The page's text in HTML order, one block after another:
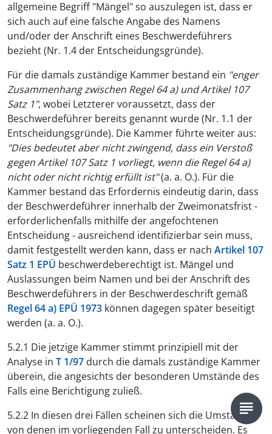
allgemeine Begriff "Mängel" so auszulegen ist, dass er
sich auch auf eine falsche Angabe des Namens
und/oder der Anschrift eines Beschwerdeführers
bezieht (Nr. 1.4 der Entscheidungsgründe).
Für die damals zuständige Kammer bestand ein "enger
Zusammenhang zwischen Regel 64 a) und Artikel 107
Satz 1", wobei Letzterer voraussetzt, dass der
Beschwerdeführer bereits genannt wurde (Nr. 1.1 der
Entscheidungsgründe). Die Kammer führte weiter aus:
"Dies bedeutet aber nicht zwingend, dass ein Verstoß
gegen Artikel 107 Satz 1 vorliegt, wenn die Regel 64 a)
nicht oder nicht richtig erfüllt ist"(a. a. O.). Für die
Kammer bestand das Erfordernis eindeutig darin, dass
der Beschwerdeführer innerhalb der Zweimonatsfrist -
erforderlichenfalls mithilfe der angefochtenen
Entscheidung - ausreichend identifizierbar sein muss,
damit festgestellt werden kann, dass er nach Artikel 107
Satz 1 EPÜ beschwerdeberechtigt ist. Mängel und
Auslassungen beim Namen und bei der Anschrift des
Beschwerdeführers in der Beschwerdeschrift gemäß
Regel 64 a) EPÜ 1973 können dagegen später beseitigt
werden (a. a. O.).
5.2.1 Die jetzige Kammer stimmt prinzipiell mit der
Analyse in T 1/97 durch die damals zuständige Kammer
überein, die angesichts der besonderen Umstände des
Falls eine Berichtigung zuließ.
5.2.2 In diesen drei Fällen scheinen sich die Umstände
von denen im vorliegenden Fall zu unterscheiden. Es